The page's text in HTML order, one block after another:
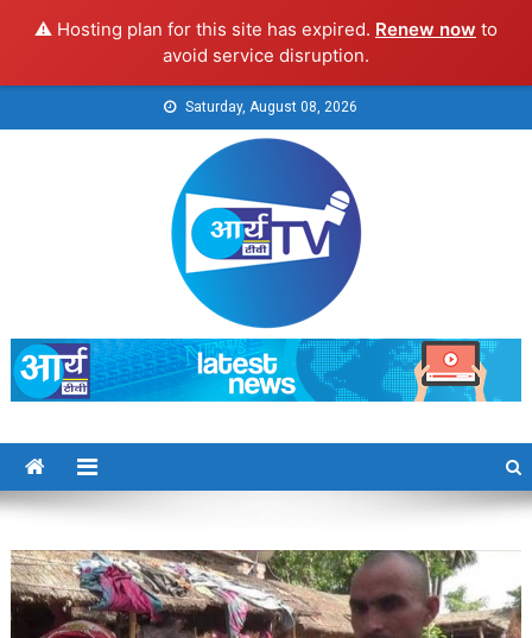
⚠️ Hosting plan for this site has expired. Renew now to
avoid service disruption.
to
Saturday, August 08, 2026
Arya TV